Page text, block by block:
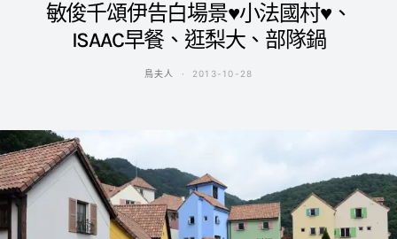
敏俊千頌伊告白場景♥小法國村♥、
ISAAC早餐、逛梨大、部隊鍋
鳥夫人 2013-10-28